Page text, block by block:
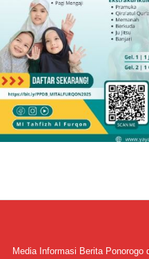
Media Informasi Berita Ponorogo